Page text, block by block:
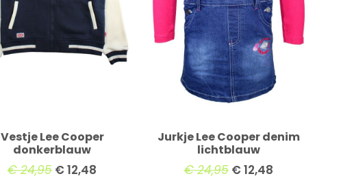
Vestje Lee Cooper
donkerblauw
€24,95 €12,48
Jurkje Lee Cooper denim
lichtblauw
€24,95 €12,48